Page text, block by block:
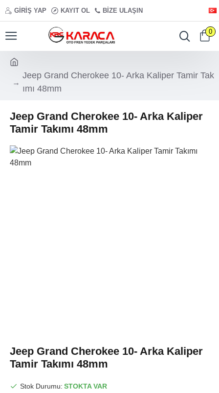
GIRIŞ YAP KAYIT OL BIZE ULAŞIN
0
Jeep Grand Cherokee 10- Arka Kaliper Tamir Tak
ımı 48mm
Jeep Grand Cherokee 10- Arka Kaliper
Tamir Takımı 48mm
Jeep Grand Cherokee 10- Arka Kaliper
Tamir Takımı 48mm
Stok Durumu: STOKTA VAR